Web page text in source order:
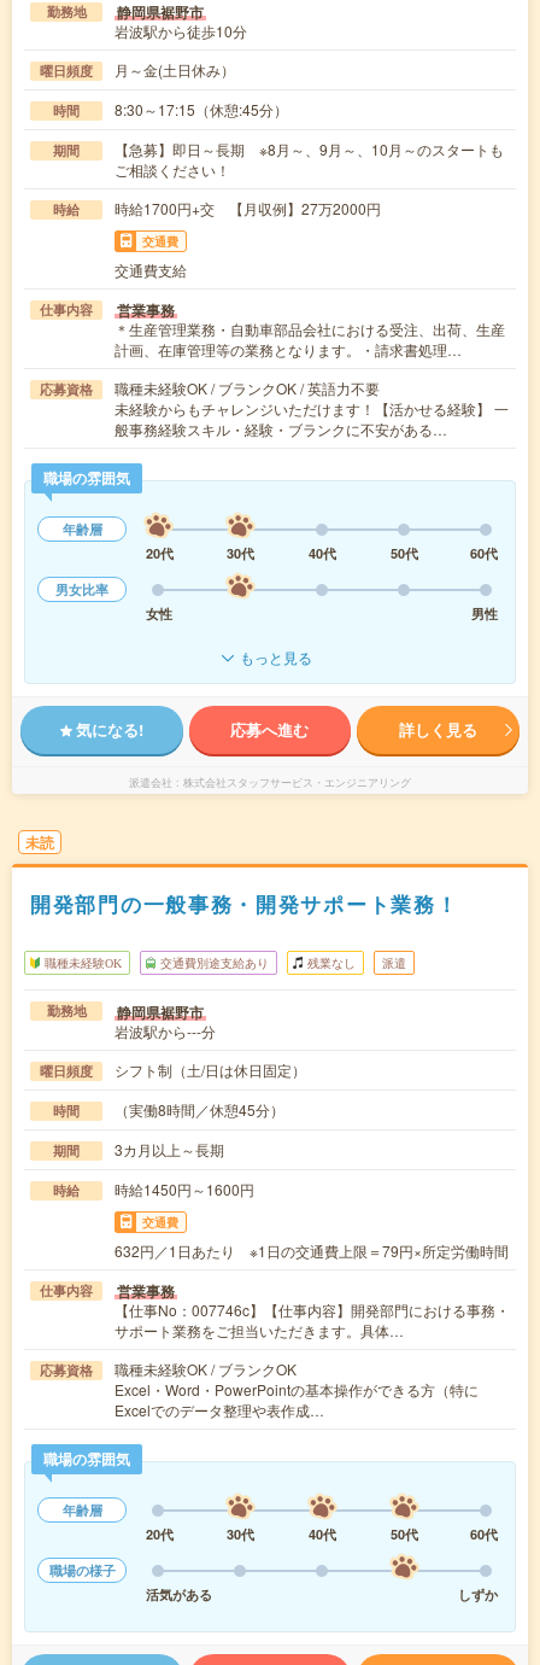
勤務地 静岡県裾野市
岩波駅から徒歩10分
曜日頻度 月～金(土日休み）
時間 8:30～17:15（休憩:45分）
期間
【急募】即日～長期 ※8月～、9月～、10月～のスタートも
ご相談ください！
時給 時給1700円+交 【月収例】27万2000円
交通費
交通費支給
仕事内容 営業事務
＊生産管理業務・自動車部品会社における受注、出荷、生産
計画、在庫管理等の業務となります。・請求書処理…
応募資格
職種未経験OK / ブランクOK / 英語力不要
未経験からもチャレンジいただけます！【活かせる経験】 一
般事務経験スキル・経験・ブランクに不安がある…
職場の雰囲気
年齢層
20代
30代 40代 50代
60代
男女比率
女性
男性
もっと見る
気になる! 応募へ進む 詳しく見る
派遣会社 株式会社スタッフサービス・エンジニアリング
未読
開発部門の一般事務・開発サポート業務！
職種未経験OK 交通費別途支給あり 残業なし 派遣
勤務地 静岡県裾野市
岩波駅から---分
曜日頻度 シフト制（土/日は休日固定）
時間 （実働8時間／休憩45分）
期間 3カ月以上～長期
時給 時給1450円～1600円
交通費
632円／1日あたり ※1日の交通費上限＝79円×所定労働時間
仕事内容 営業事務
【仕事No：007746c】【仕事内容】開発部門における事務・
サポート業務をご担当いただきます。具体…
応募資格
職種未経験OK / ブランクOK
Excel・Word・PowerPointの基本操作ができる方（特に
Excelでのデータ整理や表作成…
職場の雰囲気
年齢層
20代
30代 40代 50代
60代
職場の様子
活気がある
しずか